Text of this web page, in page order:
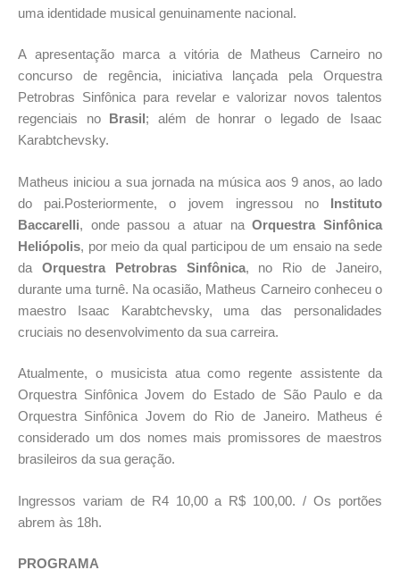
uma identidade musical genuinamente nacional.
A apresentação marca a vitória de Matheus Carneiro no
concurso de regência, iniciativa lançada pela Orquestra
Petrobras Sinfônica para revelar e valorizar novos talentos
regenciais no Brasil; além de honrar o legado de Isaac
Karabtchevsky.
Matheus iniciou a sua jornada na música aos 9 anos, ao lado
do pai.Posteriormente, o jovem ingressou no Instituto
Baccarelli, onde passou a atuar naOrquestra Sinfônica
Heliópolis, por meio da qual participou de um ensaio na sede
da Orquestra Petrobras Sinfônica, no Rio de Janeiro,
durante uma turnê. Na ocasião, Matheus Carneiro conheceu o
maestro Isaac Karabtchevsky, uma das personalidades
cruciais no desenvolvimento da sua carreira.
Atualmente, o musicista atua como regente assistente da
Orquestra Sinfônica Jovem do Estado de São Paulo e da
Orquestra Sinfônica Jovem do Rio de Janeiro. Matheus é
considerado um dos nomes mais promissores de maestros
brasileiros da sua geração.
Ingressos variam de R4 10,00 a R$ 100,00. / Os portões
abrem às 18h.
PROGRAMA